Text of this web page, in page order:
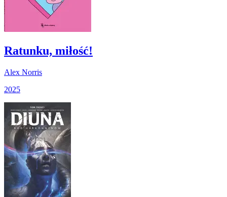
Ratunku, miłość!
Alex Norris
2025